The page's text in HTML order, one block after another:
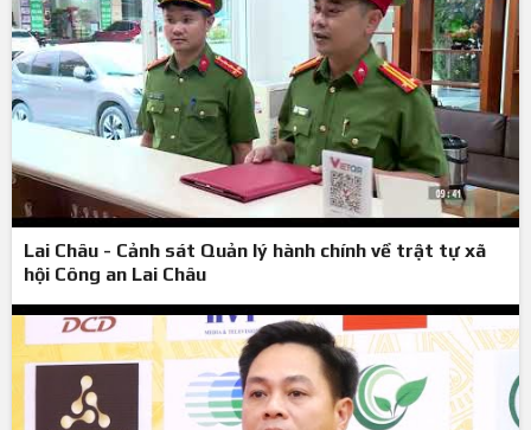
Lai Châu - Cảnh sát Quản lý hành chính về trật tự xã
hội Công an Lai Châu